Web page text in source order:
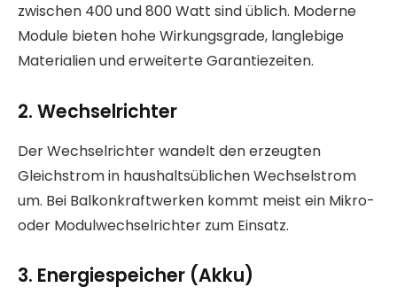
zwischen 400 und 800 Watt sind üblich. Moderne
Module bieten hohe Wirkungsgrade, langlebige
Materialien und erweiterte Garantiezeiten.
2. Wechselrichter
Der Wechselrichter wandelt den erzeugten
Gleichstrom in haushaltsüblichen Wechselstrom
um. Bei Balkonkraftwerken kommt meist ein Mikro-
oder Modulwechselrichter zum Einsatz.
3. Energiespeicher (Akku)